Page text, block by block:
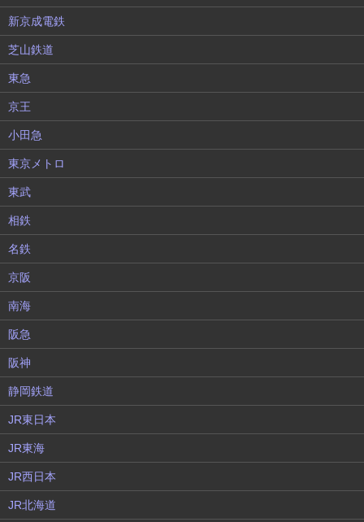
新京成電鉄
芝山鉄道
東急
京王
小田急
東京メトロ
東武
相鉄
名鉄
京阪
南海
阪急
阪神
静岡鉄道
JR東日本
JR東海
JR西日本
JR北海道